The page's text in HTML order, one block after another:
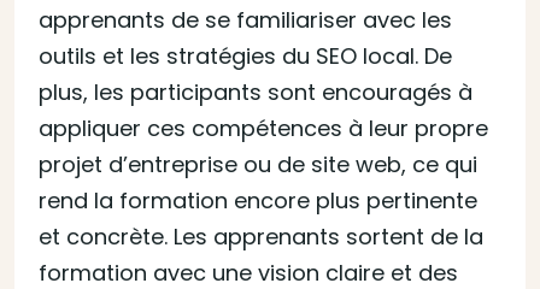
apprenants de se familiariser avec les
outils et les stratégies du SEO local. De
plus, les participants sont encouragés à
appliquer ces compétences à leur propre
projet d’entreprise ou de site web, ce qui
rend la formation encore plus pertinente
et concrète. Les apprenants sortent de la
formation avec une vision claire et des